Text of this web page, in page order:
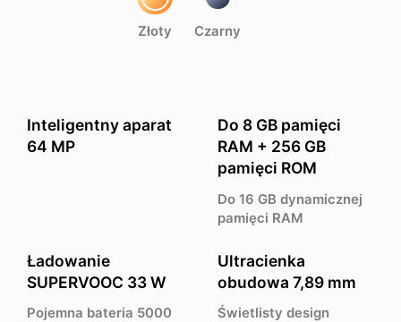
Inteligentny aparat
64 MP
Do 8 GB pamięci
RAM + 256 GB
pamięci ROM
Do 16 GB dynamicznej
pamięci RAM
Ładowanie
SUPERVOOC 33 W
Pojemna bateria 5000
Ultracienka
obudowa 7,89 mm
Świetlisty design
Złoty Czarny